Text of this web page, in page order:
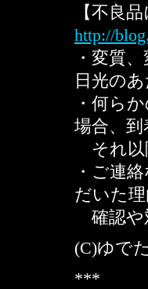
【不良
http://
・変質
日光の
・何ら
場合、
それ以
・ご連
だいた
確認や
(C)ゆで
***